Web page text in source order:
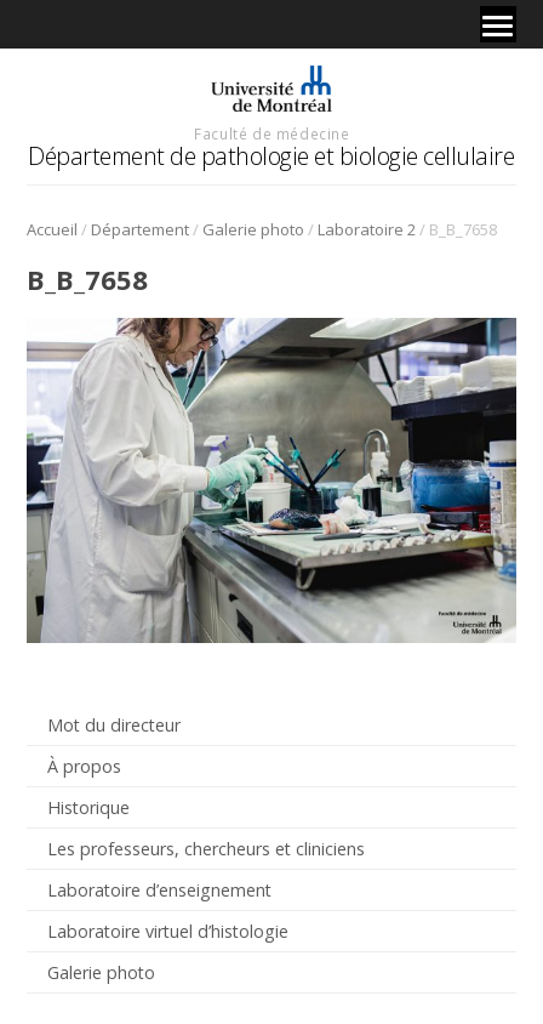
Faculté de médecine
Département de pathologie et biologie cellulaire
Accueil / Département/ Galerie photo / Laboratoire 2/ B_B_7658
Mot du directeur
À propos
Historique
Les professeurs, chercheurs et cliniciens
Laboratoire d’enseignement
Laboratoire virtuel d’histologie
Galerie photo
B_B_7658